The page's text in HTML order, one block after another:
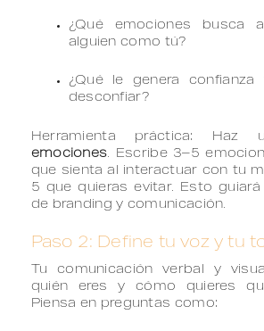
¿Qué emociones busca
alguien como tú?
¿Qué le genera
desconfiar?
Herramienta práctica: Haz
emociones. Escribe 3–5
que sienta al interactuar con tu
5 que quieras evitar. Esto
de branding y comunicación.
Paso 2: Define tu voz y tu
Tu comunicación verbal y
quién eres y cómo quieres
Piensa en preguntas como: